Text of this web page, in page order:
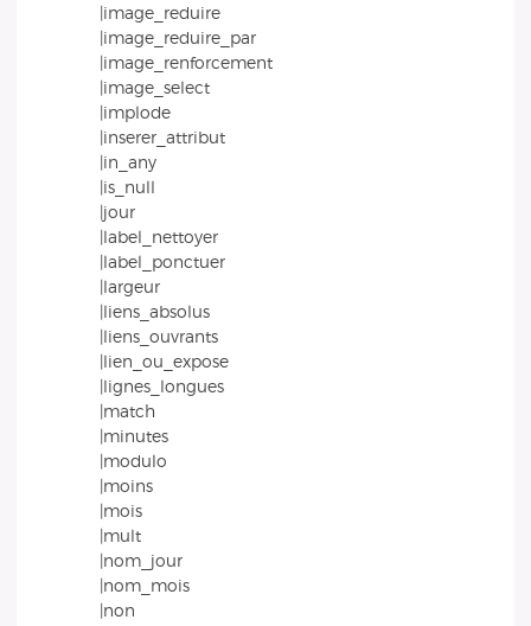
|image_reduire
|image_reduire_par
|image_renforcement
|image_select
|implode
|inserer_attribut
|in_any
|is_null
|jour
|label_nettoyer
|label_ponctuer
|largeur
|liens_absolus
|liens_ouvrants
|lien_ou_expose
|lignes_longues
|match
|minutes
|modulo
|moins
|mois
|mult
|nom_jour
|nom_mois
|non